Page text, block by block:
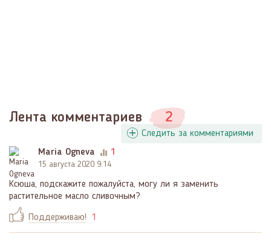
Лента комментариев 2
Следить за комментариями
Maria Ogneva
1
15 августа 2020 9:14
Ксюша, подскажите пожалуйста, могу ли я заменить
растительное масло сливочным?
Поддерживаю! 1